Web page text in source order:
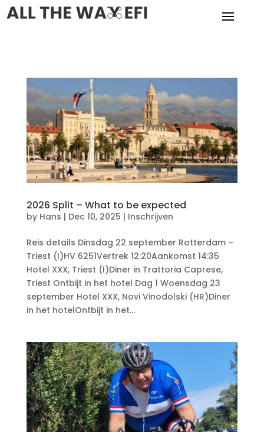
2026 Split – What to be expected
by Hans | Dec 10, 2025 | Inschrijven
Reis details Dinsdag 22 september Rotterdam –
Triest (I)HV 6251Vertrek 12:20Aankomst 14:35
Hotel XXX, Triest (I)Diner in Trattoria Caprese,
Triest Ontbijt in het hotel Dag 1 Woensdag 23
september Hotel XXX, Novi Vinodolski (HR)Diner
in het hotelOntbijt in het...